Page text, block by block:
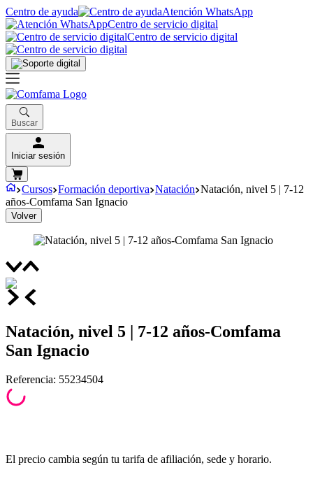
Centro de ayuda
Atención WhatsApp
Centro de servicio digital
Centro de servicio digital
Buscar
Iniciar sesión
Cursos Formación deportiva Natación Natación, nivel 5 | 7-12
años-Comfama San Ignacio
Volver
Natación, nivel 5 | 7-12 años-Comfama
San Ignacio
Referencia: 55234504
El precio cambia según tu tarifa de afiliación, sede y horario.